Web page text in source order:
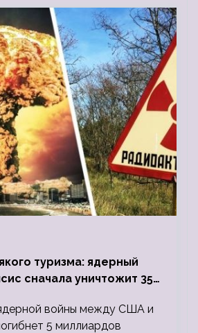
туризма: ядерный
сначала уничтожит 350
войны между США и
5 миллиардов